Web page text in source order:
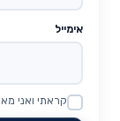
אימייל
Website
קראתי ואני